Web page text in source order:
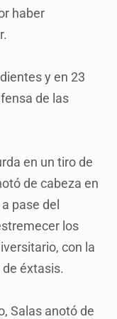
haber
y en 23
de las
en un tiro de
de cabeza en
pase del
los
con la
éxtasis.
Salas anotó de